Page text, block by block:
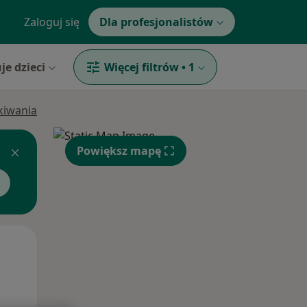
Zaloguj się Dla profesjonalistów
dzieci Więcej filtrów • 1
Powiększ mapę